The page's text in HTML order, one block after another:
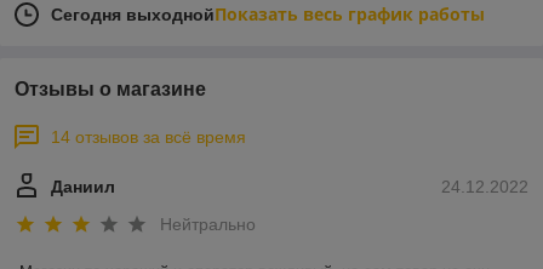
Сегодня выходнойПоказать весь график работы
Отзывы о магазине
14 отзывов за всё время
24.12.2022
Даниил
Нейтрально